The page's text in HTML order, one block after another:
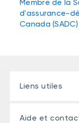
Membre de la
d'assurance-
Canada (SADC)
Liens utiles
Aide et